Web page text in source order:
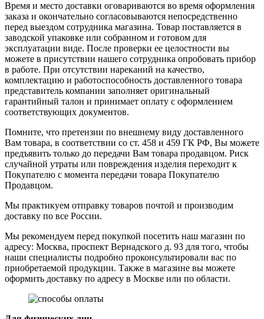
Время и место доставки оговариваются во время оформления
заказа и окончательно согласовываются непосредственно
перед выездом сотрудника магазина. Товар поставляется в
заводской упаковке или собранном и готовом для
эксплуатации виде. После проверки ее целостности вы
можете в присутствии нашего сотрудника опробовать прибор
в работе. При отсутствии нареканий на качество,
комплектацию и работоспособность доставленного товара
представитель компании заполняет оригинальный
гарантийный талон и принимает оплату с оформлением
соответствующих документов.
Помните, что претензии по внешнему виду доставленного
Вам товара, в соответствии со ст. 458 и 459 ГК РФ, Вы можете
предъявить только до передачи Вам товара продавцом. Риск
случайной утраты или повреждения изделия переходит к
Покупателю с момента передачи товара Покупателю
Продавцом.
Мы практикуем отправку товаров почтой и производим
доставку по все России.
Мы рекомендуем перед покупкой посетить наш магазин по
адресу: Москва, проспект Вернадского д. 93 для того, чтобы
наши специалисты подробно проконсультировали вас по
приобретаемой продукции. Также в магазине вы можете
оформить доставку по адресу в Москве или по области.